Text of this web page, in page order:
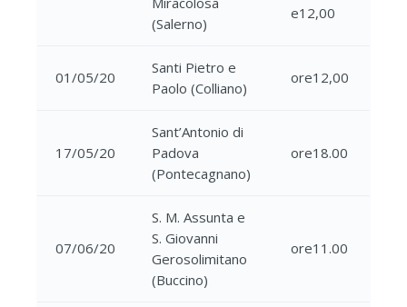
(Salerno)
e12,00
01/05/20
Santi Pietro e
Paolo (Colliano)
ore12,00
17/05/20
Sant’Antonio di
Padova
(Pontecagnano)
ore18.00
07/06/20
S. M. Assunta e
S. Giovanni
Gerosolimitano
(Buccino)
ore11.00